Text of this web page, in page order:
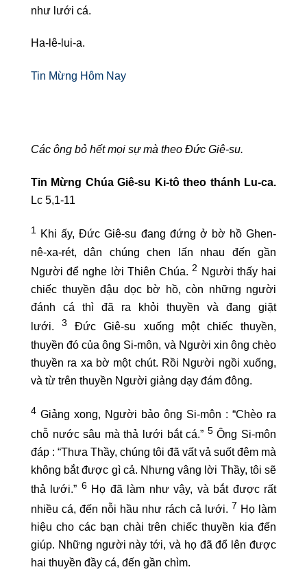
như lưới cá.
Ha-lê-lui-a.
Tin Mừng Hôm Nay
Các ông bỏ hết mọi sự mà theo Đức Giê-su.
Tin Mừng Chúa Giê-su Ki-tô theo thánh Lu-ca.
Lc 5,1-11
1 Khi ấy, Đức Giê-su đang đứng ở bờ hồ Ghen-
nê-xa-rét, dân chúng chen lấn nhau đến gần
Người để nghe lời Thiên Chúa.2 Người thấy hai
chiếc thuyền đậu dọc bờ hồ, còn những người
đánh cá thì đã ra khỏi thuyền và đang giặt
lưới.3
Đức Giê-su xuống một chiếc thuyền,
thuyền đó của ông Si-môn, và Người xin ông chèo
thuyền ra xa bờ một chút. Rồi Người ngồi xuống,
và từ trên thuyền Người giảng dạy đám đông.
4 Giảng xong, Người bảo ông Si-môn : “Chèo ra
chỗ nước sâu mà thả lưới bắt cá.” 5Ông Si-môn
đáp : “Thưa Thầy, chúng tôi đã vất vả suốt đêm mà
không bắt được gì cả. Nhưng vâng lời Thầy, tôi sẽ
thả lưới.” 6Họ đã làm như vậy, và bắt được rất
nhiều cá, đến nỗi hầu như rách cả lưới. 7 Họ làm
hiệu cho các bạn chài trên chiếc thuyền kia đến
giúp. Những người này tới, và họ đã đổ lên được
hai thuyền đầy cá, đến gần chìm.